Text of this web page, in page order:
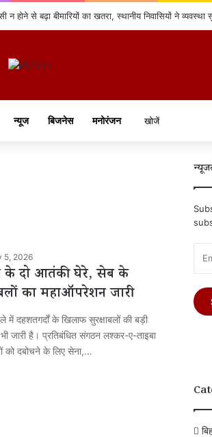
से बढ़ा बीमारियों का खतरा, स्थानीय निवासियों ने व्यवस्था
न्यूज बिजनेस मनोरंजन
5, 2026
के दो आतंकी घेरे, सेब के
का महाऑपरेशन जारी
में दहशतगर्दों के खिलाफ सुरक्षाबलों की बड़ी
भी जारी है। प्रतिबंधित संगठन लश्कर-ए-ताइबा
को दबोचने के लिए सेना,…